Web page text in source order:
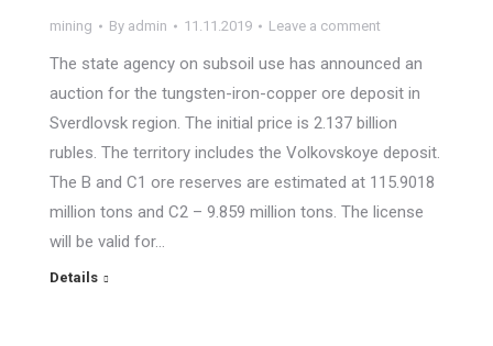
mining By admin 11.11.2019 Leave a comment
The state agency on subsoil use has announced an
auction for the tungsten-iron-copper ore deposit in
Sverdlovsk region. The initial price is 2.137 billion
rubles. The territory includes the Volkovskoye deposit.
The B and C1 ore reserves are estimated at 115.9018
million tons and C2 – 9.859 million tons. The license
will be valid for…
Details